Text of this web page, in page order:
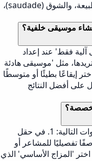
نوفا الكلاسيكية موضوعات مثل الحب، الطبيعة، والشوق (saudade)،
موسيقى خلفية؟
فقط' عند إعداد
مثل 'موسيقى هادئة
إيقاعًا بطيئًا أو متوسطًا
على أفضل النتائج
مخصصة؟
لإنشاء أغنية بوسا نوفا مخصصة، اتبع الخطوات التالية: 1. في حقل
تفصيليًا للمشاعر أو
التي تريد أن تعبر عنها موسيقاك. 2. اختر 'المزاج الأساسي' الذي